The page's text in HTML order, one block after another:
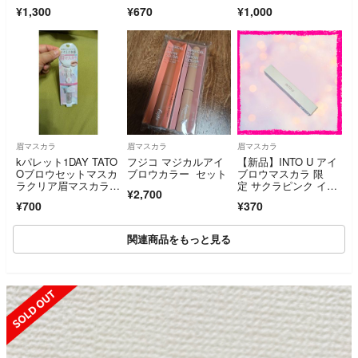
スリム0.8 おまけ付き
¥1,300 ¥670 ュ 眉マスカラ下地
¥1,000
眉マスカラ
kパレット1DAY TATO
Oブロウセットマスカ
ラクリア眉マスカラ0
¥700
眉マスカラ
フジコ マジカルアイ
ブロウカラー セット
¥2,700
眉マスカラ
【新品】INTO U アイ
ブロウマスカラ 限
定 サクラピンク イン
¥370
関連商品をもっと見る
SOLD OUT